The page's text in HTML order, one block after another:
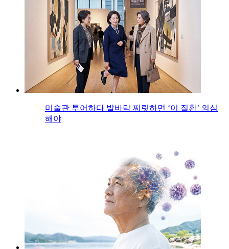
미술관 투어하다 발바닥 찌릿하면 ‘이 질환’ 의심
해야